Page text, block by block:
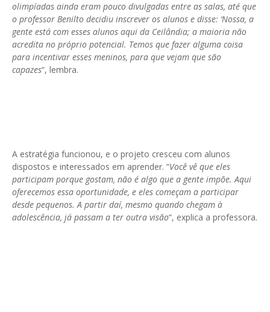
olimpíadas ainda eram pouco divulgadas entre as salas, até que
o professor Benilto decidiu inscrever os alunos e disse: ‘Nossa, a
gente está com esses alunos aqui da Ceilândia; a maioria não
acredita no próprio potencial. Temos que fazer alguma coisa
para incentivar esses meninos, para que vejam que são
capazes“, lembra.
A estratégia funcionou, e o projeto cresceu com alunos
dispostos e interessados em aprender. “Você vê que eles
participam porque gostam, não é algo que a gente impõe. Aqui
oferecemos essa oportunidade, e eles começam a participar
desde pequenos. A partir daí, mesmo quando chegam à
adolescência, já passam a ter outra visão“, explica a professora.